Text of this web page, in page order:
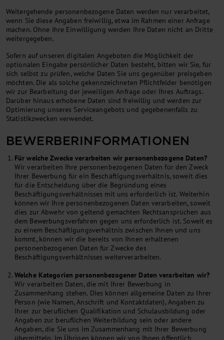
Weitergehende personenbezogene Daten werden nur verarbeitet,
wenn Sie diese Angaben freiwillig, etwa im Rahmen einer Anfrage
machen. Ohne Ihre Einwilligung werden Ihre Daten nicht an Dritte
weitergegeben.
Sofern auf unseren digitalen Angeboten die Möglichkeit der
optionalen Eingabe persönlicher Daten besteht, bitten wir Sie, für
sich selbst zu prüfen, welche Daten Sie uns gegenüber preisgeben
möchten. Die als solche gekennzeichneten Pflichtfelder benötigen
wir zur Bearbeitung der jeweiligen Anfrage oder Ihres Auftrags.
Darüber hinaus erhobene Daten sind freiwillig und werden zur
Optimierung unseres Serviceangebots und gegebenenfalls zu
Statistikzwecken verwendet.
BEWERBERINFORMATIONEN
Für welche Zwecke verarbeiten wir personenbezogene Daten?
Wir verarbeiten Ihre personenbezogenen Daten für den Zweck
Ihrer Bewerbung für ein Beschäftigungsverhältnis, soweit dies
für die Entscheidung über die Begründung eines
Beschäftigungsverhältnisses mit uns erforderlich ist. Weiterhin
können wir Ihre personenbezogenen Daten verarbeiten, soweit
dies zur Abwehr von geltend gemachten Rechtsansprüchen aus
dem Bewerbungsverfahren gegen uns erforderlich ist. Soweit es
zu einem Beschäftigungsverhältnis zwischen Ihnen und uns
kommt, können wir die bereits von Ihnen erhaltenen
personenbezogenen Daten für Zwecke des
Beschäftigungsverhältnisses weiterverarbeiten.
Welche Kategorien personenbezogener Daten verarbeiten wir?
Wir verarbeiten Daten, die mit Ihrer Bewerbung in
Zusammenhang stehen. Dies können allgemeine Daten zu Ihrer
Person (wie Namen, Anschrift und Kontaktdaten), Angaben zu
Ihrer zur beruflichen Qualifikation und Schulausbildung oder
Angaben zur beruflichen Weiterbildung sein oder andere
Angaben, die Sie uns im Zusammenhang mit Ihrer Bewerbung
übermitteln. Im Übrigen können wir von Ihnen öffentlich